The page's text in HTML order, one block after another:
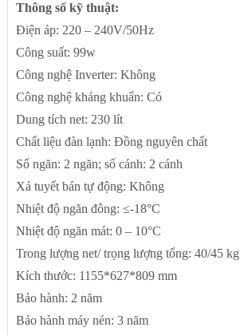
Thông số kỹ thuật:
Điện áp: 220 – 240V/50Hz
Công suất: 99w
Công nghệ Inverter: Không
Công nghệ kháng khuẩn: Có
Dung tích net: 230 lít
Chất liệu đàn lạnh: Đồng nguyên chất
Số ngăn: 2 ngăn; số cánh: 2 cánh
Xả tuyết bán tự động: Không
Nhiệt độ ngăn đông: ≤-18°C
Nhiệt độ ngăn mát: 0 – 10°C
Trong lượng net/ trọng lượng tổng: 40/45 kg
Kích thước: 1155*627*809 mm
Bảo hành: 2 năm
Bảo hành máy nén: 3 năm